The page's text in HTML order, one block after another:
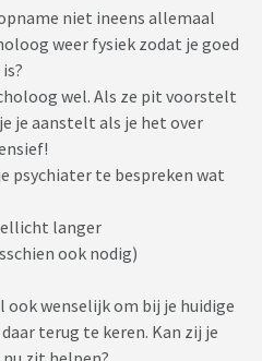
niet ineens allemaal
weer fysiek zodat je goed
wel. Als ze pit voorstelt
je aanstelt als je het over
psychiater te bespreken wat
langer
ook nodig)
wenselijk om bij je huidige
terug te keren. Kan zij je